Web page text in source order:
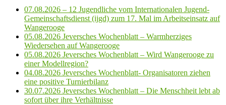
07.08.2026 – 12 Jugendliche vom Internationalen Jugend-
Gemeinschaftsdienst (ijgd) zum 17. Mal im Arbeitseinsatz auf
Wangerooge
05.08.2026 Jeversches Wochenblatt – Warmherziges
Wiedersehen auf Wangerooge
05.08.2026 Jeversches Wochenblatt – Wird Wangerooge zu
einer Modellregion?
04.08.2026 Jeversches Wochenblatt- Organisatoren ziehen
eine positive Turnierbilanz
30.07.2026 Jeversches Wochenblatt – Die Menschheit lebt ab
sofort über ihre Verhältnisse